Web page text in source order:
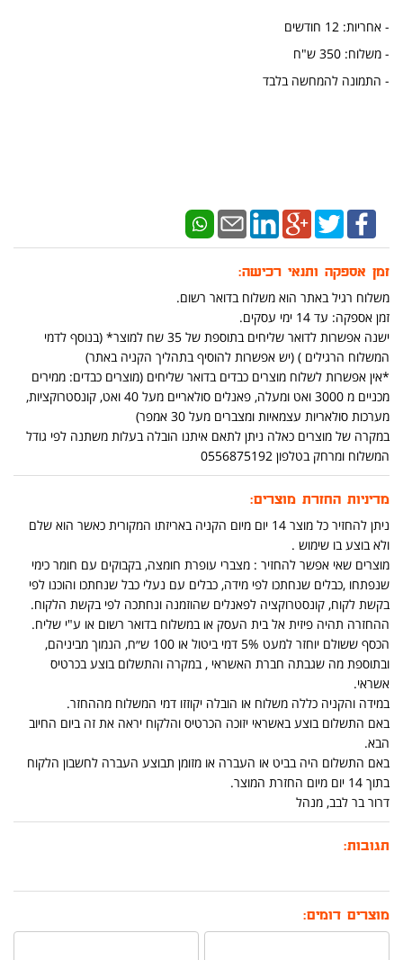
- אחריות: 12 חודשים
- משלוח: 350 ש"ח
- התמונה להמחשה בלבד
זמן אספקה ותנאי רכישה:
משלוח רגיל באתר הוא משלוח בדואר רשום.
זמן אספקה: עד 14 ימי עסקים.
ישנה אפשרות לדואר שליחים בתוספת של 35 שח למוצר* (בנוסף לדמי
המשלוח הרגילים ) (יש אפשרות להוסיף בתהליך הקניה באתר)
*אין אפשרות לשלוח מוצרים כבדים בדואר שליחים (מוצרים כבדים: ממירים
מכניים מ 3000 ואט ומעלה, פאנלים סולאריים מעל 40 ואט, קונסטרוקציות,
מערכות סולאריות עצמאיות ומצברים מעל 30 אמפר)
במקרה של מוצרים כאלה ניתן לתאם איתנו הובלה בעלות משתנה לפי גודל
המשלוח ומרחק בטלפון 0556875192
מדיניות החזרת מוצרים:
ניתן להחזיר כל מוצר 14 יום מיום הקניה באריזתו המקורית כאשר הוא שלם
ולא בוצע בו שימוש .
מוצרים שאי אפשר להחזיר : מצברי עופרת חומצה, בקבוקים עם חומר כימי
שנפתחו ,כבלים שנחתכו לפי מידה, כבלים עם נעלי כבל שנחתכו והוכנו לפי
בקשת לקוח, קונסטרוקציה לפאנלים שהוזמנה ונחתכה לפי בקשת הלקוח.
ההחזרה תהיה פיזית אל בית העסק או במשלוח בדואר רשום או ע"י שליח.
הכסף ששולם יוחזר למעט 5% דמי ביטול או 100 ש״ח, הנמוך מביניהם,
ובתוספת מה שגבתה חברת האשראי , במקרה והתשלום בוצע בכרטיס
אשראי.
במידה והקניה כללה משלוח או הובלה יקוזזו דמי המשלוח מההחזר.
באם התשלום בוצע באשראי יזוכה הכרטיס והלקוח יראה את זה ביום החיוב
הבא.
באם התשלום היה בביט או העברה או מזומן תבוצע העברה לחשבון הלקוח
בתוך 14 יום מיום החזרת המוצר.
דרור בר לבב, מנהל
תגובות:
מוצרים דומים: